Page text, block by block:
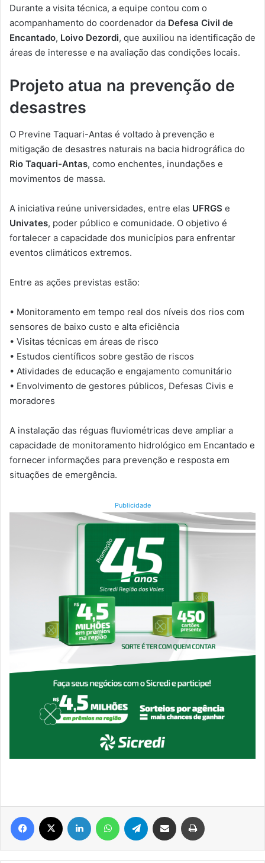
Durante a visita técnica, a equipe contou com o
acompanhamento do coordenador da Defesa Civil de
Encantado, Loivo Dezordi, que auxiliou na identificação de
áreas de interesse e na avaliação das condições locais.
Projeto atua na prevenção de
desastres
O Previne Taquari-Antas é voltado à prevenção e
mitigação de desastres naturais na bacia hidrográfica do
Rio Taquari-Antas, como enchentes, inundações e
movimentos de massa.
A iniciativa reúne universidades, entre elas UFRGS e
Univates, poder público e comunidade. O objetivo é
fortalecer a capacidade dos municípios para enfrentar
eventos climáticos extremos.
Entre as ações previstas estão:
• Monitoramento em tempo real dos níveis dos rios com
sensores de baixo custo e alta eficiência
• Visitas técnicas em áreas de risco
• Estudos científicos sobre gestão de riscos
• Atividades de educação e engajamento comunitário
• Envolvimento de gestores públicos, Defesas Civis e
moradores
A instalação das réguas fluviométricas deve ampliar a
capacidade de monitoramento hidrológico em Encantado e
fornecer informações para prevenção e resposta em
situações de emergência.
Publicidade
Facebook Linkedin WhatsAppTelegram Compartilhar via e-mail